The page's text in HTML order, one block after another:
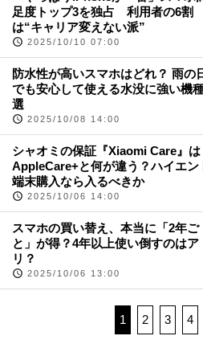
足度トップ3を独占 利用者の6割
は“キャリア変えない派”
2025/10/10 07:00
防水性が高いスマホはどれ？ 雨の
でも安心して使える水没に強い機
選
2025/10/08 14:00
シャオミの保証『Xiaomi Care』は
AppleCare+と何が違う？ハイエン
端末購入なら入るべきか
2025/10/06 14:00
スマホの買い替え、本当に「2年ご
と」が得？4年以上使い倒すのはア
リ？
2025/10/06 13:00
1 2 3 4